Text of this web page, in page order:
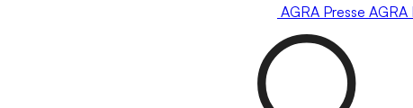
AGRA Presse AGRA